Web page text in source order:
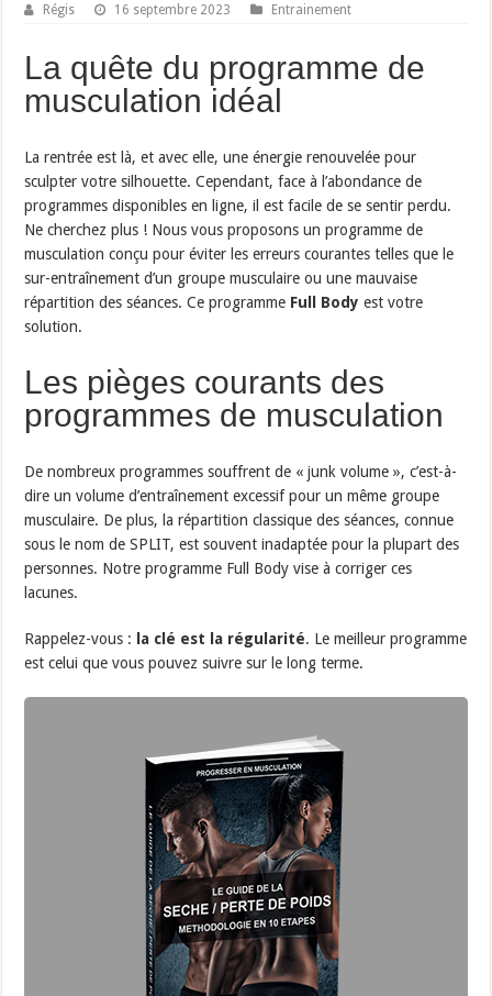
Régis 16 septembre 2023 Entrainement
La quête du programme de
musculation idéal
La rentrée est là, et avec elle, une énergie renouvelée pour
sculpter votre silhouette. Cependant, face à l’abondance de
programmes disponibles en ligne, il est facile de se sentir perdu.
Ne cherchez plus ! Nous vous proposons un programme de
musculation conçu pour éviter les erreurs courantes telles que le
sur-entraînement d’un groupe musculaire ou une mauvaise
répartition des séances. Ce programme Full Body est votre
solution.
Les pièges courants des
programmes de musculation
De nombreux programmes souffrent de « junk volume », c’est-à-
dire un volume d’entraînement excessif pour un même groupe
musculaire. De plus, la répartition classique des séances, connue
sous le nom de SPLIT, est souvent inadaptée pour la plupart des
personnes. Notre programme Full Body vise à corriger ces
lacunes.
Rappelez-vous : la clé est la régularité. Le meilleur programme
est celui que vous pouvez suivre sur le long terme.